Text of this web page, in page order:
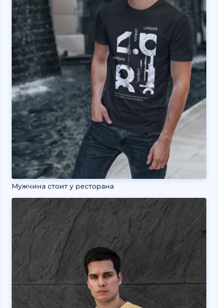
Мужчина стоит у ресторана